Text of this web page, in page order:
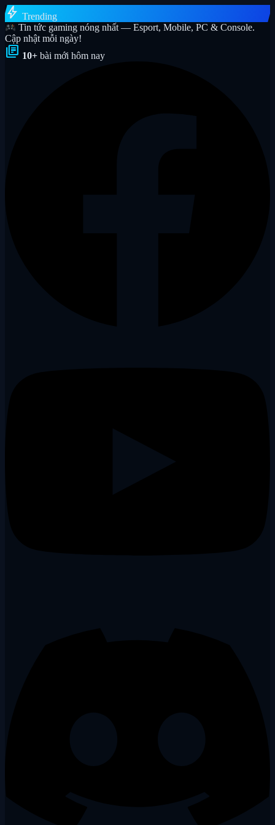
bolt Trending
Tin tức gaming nóng nhất — Esport, Mobile, PC & Console.
Cập nhật mỗi ngày!
library_books 10+ bài mới hôm nay